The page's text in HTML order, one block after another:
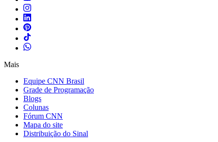
Mais
Equipe CNN Brasil
Grade de Programação
Blogs
Colunas
Fórum CNN
Mapa do site
Distribuição do Sinal